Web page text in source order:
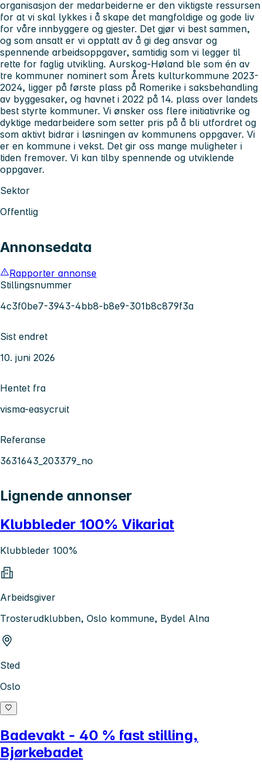
organisasjon der medarbeiderne er den viktigste ressursen
for at vi skal lykkes i å skape det mangfoldige og gode liv
for våre innbyggere og gjester. Det gjør vi best sammen,
og som ansatt er vi opptatt av å gi deg ansvar og
spennende arbeidsoppgaver, samtidig som vi legger til
rette for faglig utvikling. Aurskog-Høland ble som én av
tre kommuner nominert som Årets kulturkommune 2023-
2024, ligger på første plass på Romerike i saksbehandling
av byggesaker, og havnet i 2022 på 14. plass over landets
best styrte kommuner. Vi ønsker oss flere initiativrike og
dyktige medarbeidere som setter pris på å bli utfordret og
som aktivt bidrar i løsningen av kommunens oppgaver. Vi
er en kommune i vekst. Det gir oss mange muligheter i
tiden fremover. Vi kan tilby spennende og utviklende
oppgaver.
Sektor
Offentlig
Annonsedata
Rapporter annonse
Stillingsnummer
4c3f0be7-3943-4bb8-b8e9-301b8c879f3a
Sist endret
10. juni 2026
Hentet fra
visma-easycruit
Referanse
3631643_203379_no
Lignende annonser
Klubbleder 100% Vikariat
Klubbleder 100%
Arbeidsgiver
Trosterudklubben, Oslo kommune, Bydel Alna
Sted
Oslo
Badevakt - 40 % fast stilling,
Bjørkebadet